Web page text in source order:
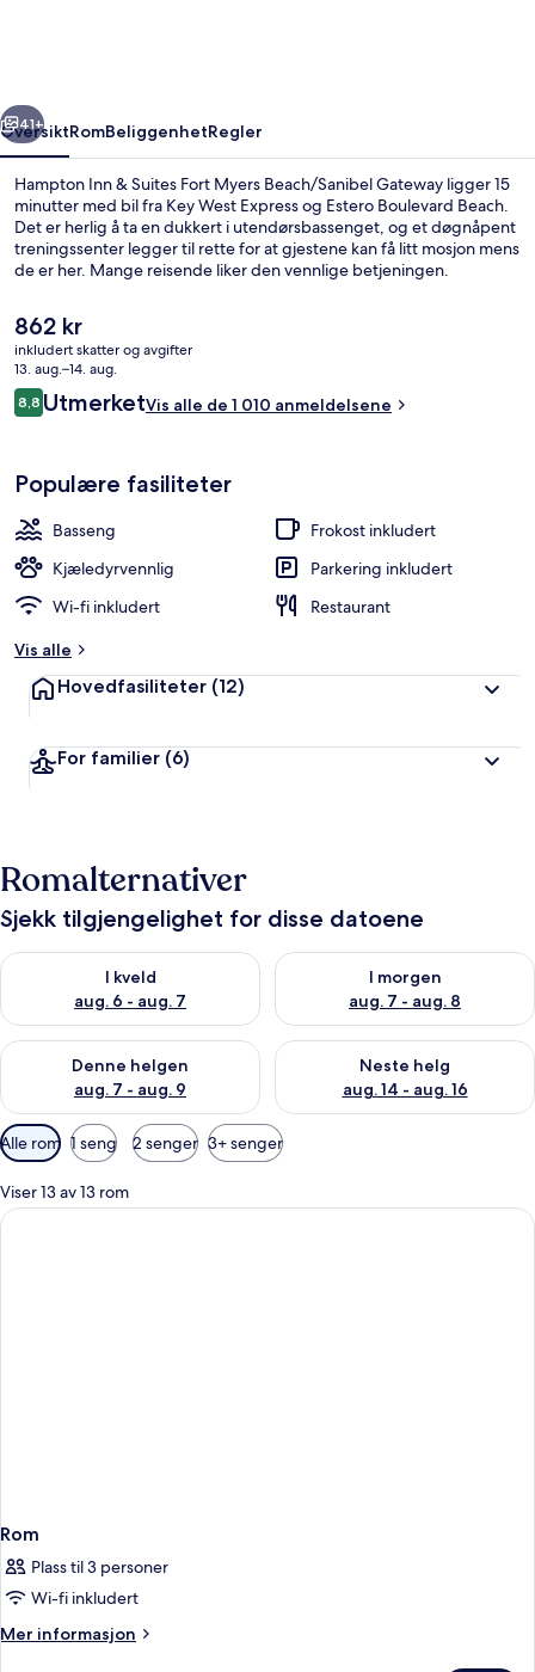
Beach/Sanibel
Gateway
Neste
41+
OversiktRomBeliggenhetRegler
Hampton Inn & Suites Fort Myers Beach/Sanibel Gateway ligger 15
minutter med bil fra Key West Express og Estero Boulevard Beach.
Det er herlig å ta en dukkert i utendørsbassenget, og et døgnåpent
treningssenter legger til rette for at gjestene kan få litt mosjon mens
de er her. Mange reisende liker den vennlige betjeningen.
Den
nåværende
prisen
er
862 kr
862 kr
inkludert skatter og avgifter
13. aug.–14. aug.
Anmeldelser
8,88,8 av 10 –
UtmerketVis alle de 1 010 anmeldelsene
Populære fasiliteter
Basseng
Frokost inkludert
Kjæledyrvennlig
Parkering inkludert
Wi-fi inkludert
Restaurant
Vis alle
Hovedfasiliteter (12)
For familier (6)
Romalternativer
Sjekk tilgjengelighet for disse datoene
I kveld
aug. 6 - aug. 7
Sjekk tilgjengelighet for i kveld, aug. 6 - aug. 7
I morgen
aug. 7 - aug. 8
Sjekk tilgjengelighet for i
Denne helgen
aug. 7 - aug. 9
Sjekk tilgjengelighet for denne helgen, aug. 7 - aug. 9
Neste helg
aug. 14 - aug. 16
Sjekk tilgjengelighet for neste
Tilgjengelige
filtre
for
rom
Alle rom 1 seng 2 senger 3+ senger
Viser 13 av 13 rom
Rom
Plass til 3 personer
Wi-fi inkludert
Mer informasjon
Mer